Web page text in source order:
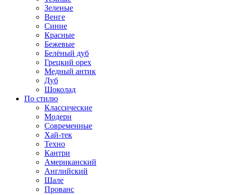
Зеленые
Венге
Синие
Красные
Бежевые
Белёный дуб
Грецкий орех
Медный антик
Дуб
Шоколад
По стилю
Классические
Модерн
Современные
Хай-тек
Техно
Кантри
Американский
Английский
Шале
Прованс